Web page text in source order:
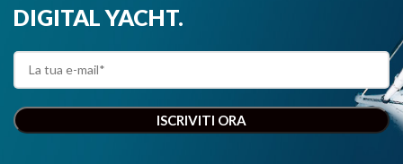
DIGITAL YACHT.